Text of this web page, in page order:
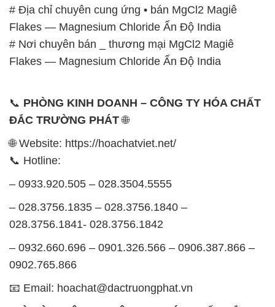
# Địa chỉ chuyên cung ứng • bán MgCl2 Magiê
Flakes — Magnesium Chloride Ấn Độ India
# Nơi chuyên bán _ thương mại MgCl2 Magiê
Flakes — Magnesium Chloride Ấn Độ India
📞 PHÒNG KINH DOANH – CÔNG TY HÓA CHẤT
ĐẮC TRƯỜNG PHÁT🌐
🌐 Website: https://hoachatviet.net/
📞 Hotline:
– 0933.920.505 – 028.3504.5555
– 028.3756.1835 – 028.3756.1840 –
028.3756.1841- 028.3756.1842
– 0932.660.696 – 0901.326.566 – 0906.387.866 –
0902.765.866
📧 Email: hoachat@dactruongphat.vn